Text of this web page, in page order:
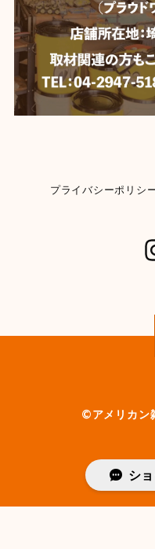
プライバシーポリシ
©︎アメリカン
シ